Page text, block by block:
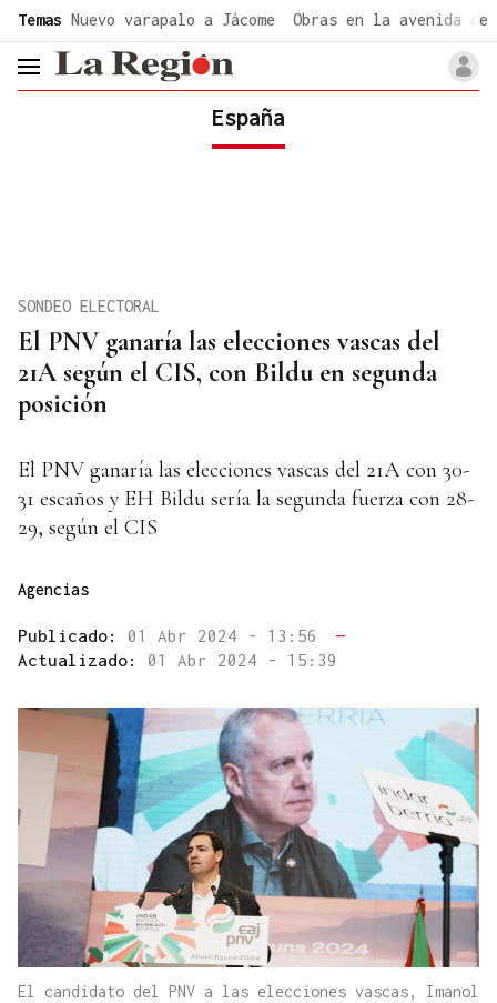
Temas Nuevo varapalo a Jácome Obras en la avenida de
header.menu.open
España
El PNV ganaría las elecciones vascas del
21A según el CIS, con Bildu en segunda
posición
SONDEO ELECTORAL
El PNV ganaría las elecciones vascas del 21A con 30-
31 escaños y EH Bildu sería la segunda fuerza con 28-
29, según el CIS
Agencias
Publicado: 01 Abr 2024 - 13:56
—
Actualizado: 01 Abr 2024 - 15:39
El candidato del PNV a las elecciones vascas, Imanol